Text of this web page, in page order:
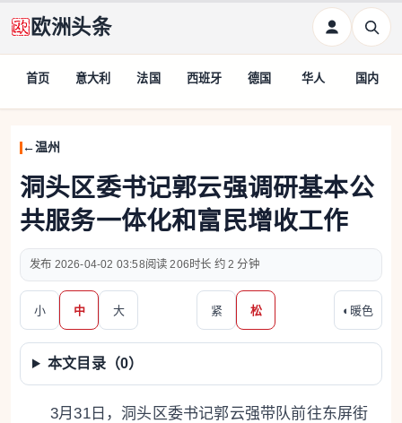
欧洲头条
首页 意大利 法国 西班牙 德国 华人 国内
温州
洞头区委书记郭云强调研基本公
共服务一体化和富民增收工作
2026-04-02 03:58 206 约 2 分钟
小 中 大 紧 松 ◐ 暖色
本文目录（0）
3月31日，洞头区委书记郭云强带队前往东屏街